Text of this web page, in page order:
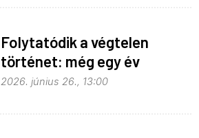
Folytatódik a végtelen
történet: még egy év
haladék a Windows 10-nek
2026. június 26., 13:00